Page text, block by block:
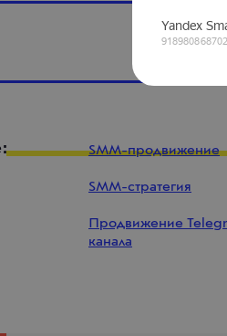
SMM-продвижение
SMM-стратегия
Продвижение
канала